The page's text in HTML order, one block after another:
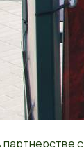
партнерстве с